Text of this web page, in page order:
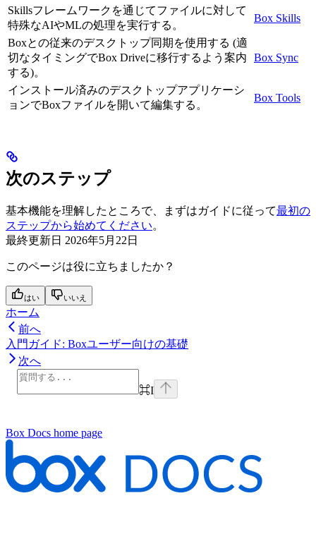
Skillsフレームワークを通じてファイルに対して
特殊なAIやMLの処理を実行する。
Box Skills
Boxとの従来のデスクトップ同期を使用する (適
切なタイミングでBox Driveに移行するよう案内
する)。
Box Sync
インストール済みのデスクトップアプリケーシ
ョンでBoxファイルを開いて編集する。
Box Tools
次のステップ
基本機能を理解したところで、まずはガイドに従って最初の
ステップから始めてください。
最終更新日 2026年5月22日
このページは役に立ちましたか？
はい いいえ
ホーム
前へ
入門ガイド: Boxユーザー向けの基礎
次へ
⌘I
Box Docs home page